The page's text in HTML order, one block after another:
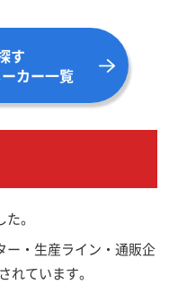
す
カー一覧
。
ー・生産ライン・通販企
れています。